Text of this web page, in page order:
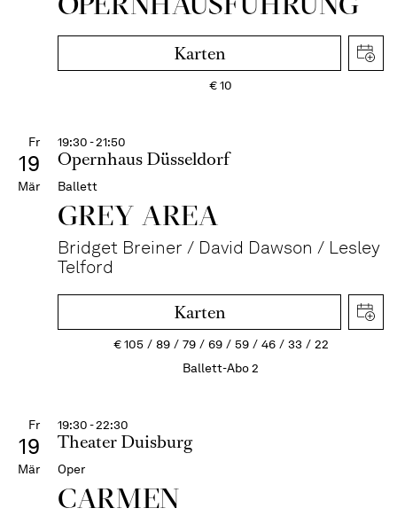
Karten
€10
Fr
19
Mär
19:30 - 21:50
Opernhaus Düsseldorf
Ballett
GREY AREA
Bridget Breiner / David Dawson / Lesley
Telford
Karten
€105 89 79 69 59 46 33
22
Ballett-Abo 2
Fr
19
Mär
19:30 - 22:30
Theater Duisburg
Oper
CARMEN